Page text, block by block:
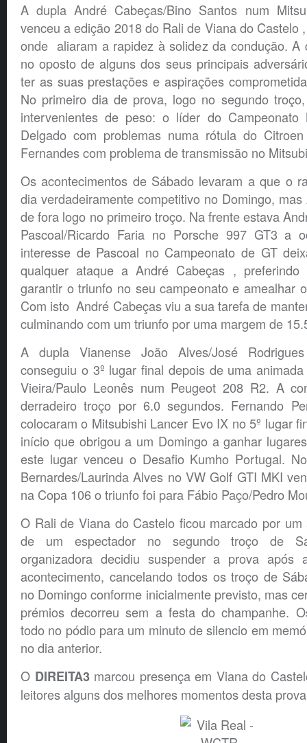
A dupla André Cabeças/Bino Santos num
venceu a edição 2018 do Rali de Viana do Castelo
onde aliaram a rapidez à solidez da condução. A
no oposto de alguns dos seus principais
ter as suas prestações e aspirações
No primeiro dia de prova, logo no segundo
intervenientes de peso: o líder do
Delgado com problemas numa rótula do
Fernandes com problema de transmissão no
Os acontecimentos de Sábado levaram a que o
dia verdadeiramente competitivo no Domingo,
de fora logo no primeiro troço. Na frente estava
Pascoal/Ricardo Faria no Porsche 997 GT3 a
interesse de Pascoal no Campeonato de GT
qualquer ataque a André Cabeças ,
garantir o triunfo no seu campeonato e amealhar
Com isto André Cabeças viu a sua tarefa de
culminando com um triunfo por uma margem de
A dupla Vianense João Alves/José
conseguiu o 3º lugar final depois de uma
Vieira/Paulo Leonês num Peugeot 208 R2. A
derradeiro troço por 6.0 segundos. Fernando
colocaram o Mitsubishi Lancer Evo IX no 5º lugar
início que obrigou a um Domingo a ganhar
este lugar venceu o Desafio Kumho Portugal.
Bernardes/Laurinda Alves no VW Golf GTI MKI
na Copa 106 o triunfo foi para Fábio Paço/Pedro
O Rali de Viana do Castelo ficou marcado por um
de um espectador no segundo troço de
organizadora decidiu suspender a prova após
acontecimento, cancelando todos os troço de
no Domingo conforme inicialmente previsto, mas
prémios decorreu sem a festa do champanhe.
todo no pódio para um minuto de silencio em
no dia anterior.
O DIREITA3 marcou presença em Viana do
leitores alguns dos melhores momentos desta